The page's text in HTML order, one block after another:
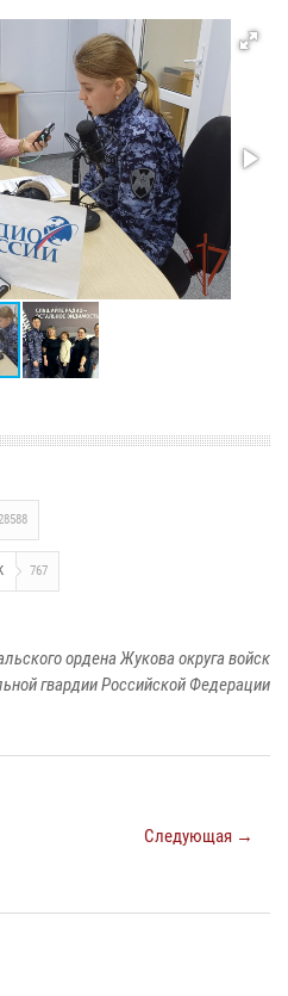
767
ордена Жукова округа войск
гвардии Российской Федерации
Следующая →